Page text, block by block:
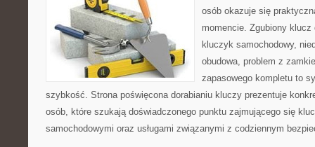
osób okazuje się
momencie. Zgubiony
kluczyk samochodowy,
obudowa, problem z
zapasowego kompletu to
szybkość. Strona poświęcona dorabianiu kluczy prezentuje
osób, które szukają doświadczonego punktu zajmującego się
samochodowymi oraz usługami związanymi z codziennym